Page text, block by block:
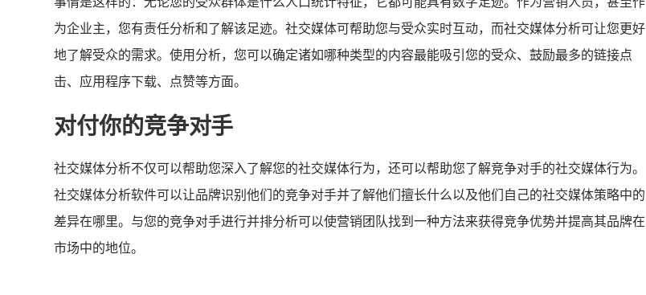
为企业主，您有责任分析和了解该足迹。社交媒体可帮助您与受众实时互动，而社交媒体分析可让您更好
地了解受众的需求。使用分析，您可以确定诸如哪种类型的内容最能吸引您的受众、鼓励最多的链接点
击、应用程序下载、点赞等方面。
对付你的竞争对手
社交媒体分析不仅可以帮助您深入了解您的社交媒体行为，还可以帮助您了解竞争对手的社交媒体行为。
社交媒体分析软件可以让品牌识别他们的竞争对手并了解他们擅长什么以及他们自己的社交媒体策略中的
差异在哪里。 与您的竞争对手进行并排分析可以使营销团队找到一种方法来获得竞争优势并提高其品牌在
市场中的地位。